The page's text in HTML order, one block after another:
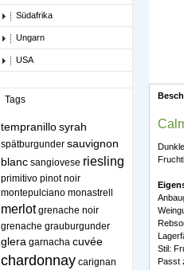
Südafrika
Ungarn
USA
Tags
tempranillosyrah
spätburgunder sauvignon
blanc sangiovese riesling
primitivo pinot noir
montepulciano monastrell
merlot grenache noir
grenache grauburgunder
glera garnacha cuvée
chardonnay carignan
Stil:
Passt